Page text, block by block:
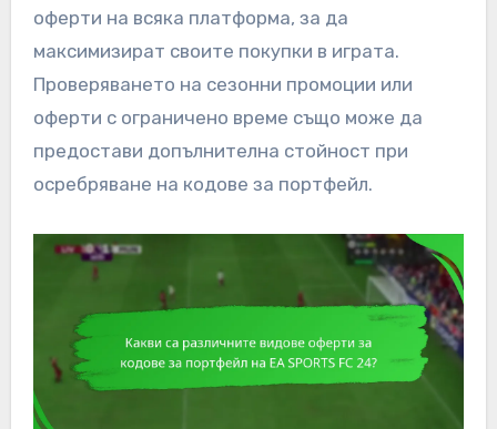
оферти на всяка платформа, за да
максимизират своите покупки в играта.
Проверяването на сезонни промоции или
оферти с ограничено време също може да
предостави допълнителна стойност при
осребряване на кодове за портфейл.